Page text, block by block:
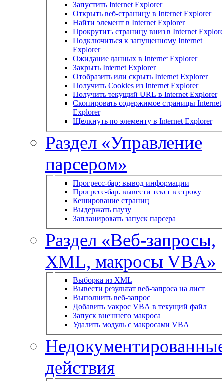
Запустить Internet Explorer
Открыть веб-страницу в Internet Explorer
Найти элемент в Internet Explorer
Прокрутить страницу вниз в Internet
Подключиться к запущенному Internet
Explorer
Ожидание данных в Internet Explorer
Закрыть Internet Explorer
Отобразить или скрыть Internet Explorer
Получить Cookies из Internet Explorer
Получить текущий URL в Internet Explorer
Скопировать содержимое страницы Internet
Explorer
Щелкнуть по элементу в Internet Explorer
Раздел «Управление
парсером»
Прогресс-бар: вывод информации
Прогресс-бар: вывести текст в строку
Кеширование страниц
Выдержать паузу
Запланировать запуск парсера
Раздел «Веб-запросы,
XML, макросы VBA»
Выборка из XML
Вывести результат веб-запроса на лист
Выполнить веб-запрос
Добавить макрос VBA в текущий файл
Запуск внешнего макроса
Удалить модуль с макросами VBA
действия